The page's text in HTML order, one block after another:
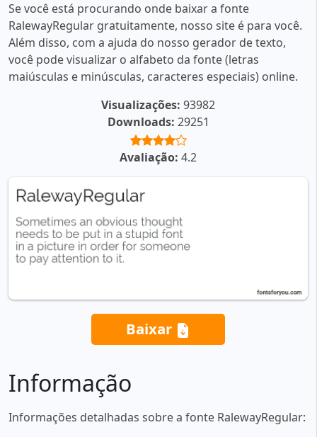
Se você está procurando onde baixar a fonte
RalewayRegular gratuitamente, nosso site é para você.
Além disso, com a ajuda do nosso gerador de texto,
você pode visualizar o alfabeto da fonte (letras
maiúsculas e minúsculas, caracteres especiais) online.
Visualizações: 93982
Downloads: 29251
Avaliação: 4.2
Baixar
Informação
Informações detalhadas sobre a fonte RalewayRegular: